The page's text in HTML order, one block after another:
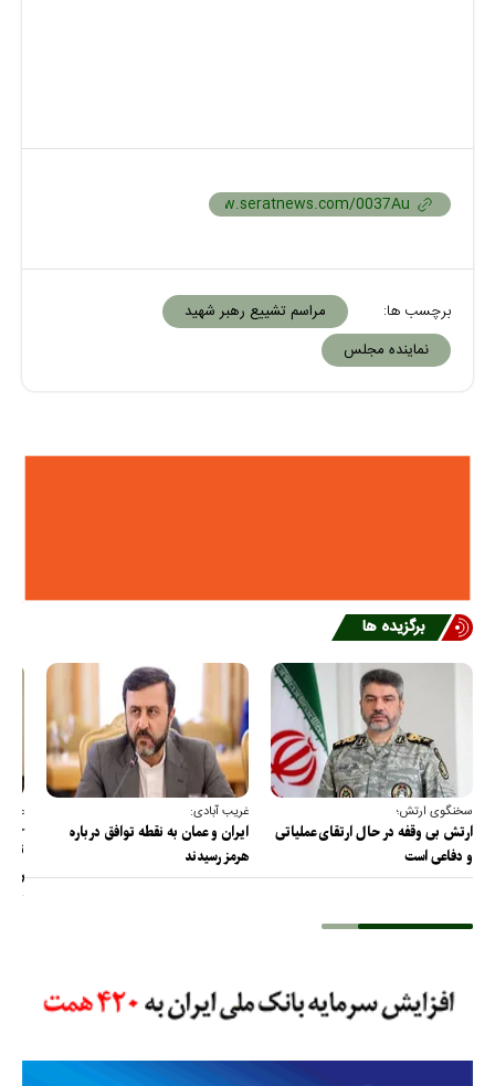
برچسب ها:
مراسم تشییع رهبر شهید
نماینده مجلس
برگزیده ها
سخنگوی ارتش؛
ارتش بی وقفه در حال ارتقای عملیاتی
و دفاعی است
غریب آبادی:
ایران و عمان به نقطه توافق درباره
هرمز رسیدند
عضو
را